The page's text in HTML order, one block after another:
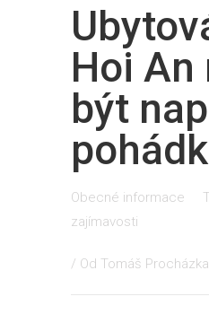
Hoi An
být
Obecné informace
zajímavosti
/ Od Tomáš Procházka